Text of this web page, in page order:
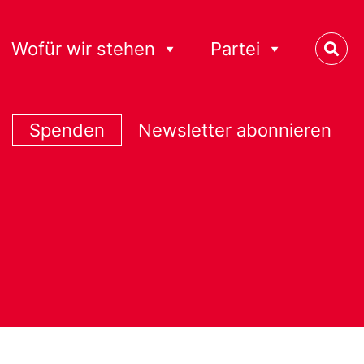
Wofür wir stehen Partei
Spenden Newsletter abonnieren